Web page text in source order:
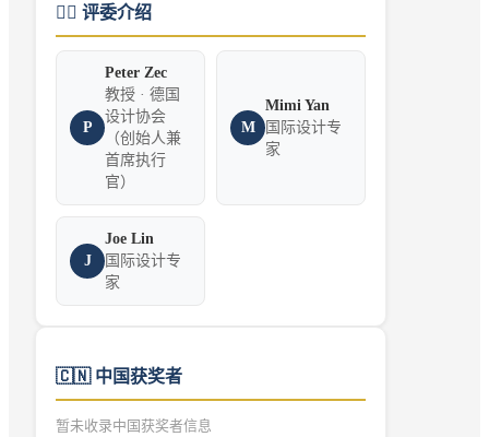
👨‍⚖️ 评委介绍
P
Peter Zec
教授 · 德国
设计协会
（创始人兼
首席执行
官）
M
Mimi Yan
国际设计专
家
J
Joe Lin
国际设计专
家
🇨🇳 中国获奖者
暂未收录中国获奖者信息